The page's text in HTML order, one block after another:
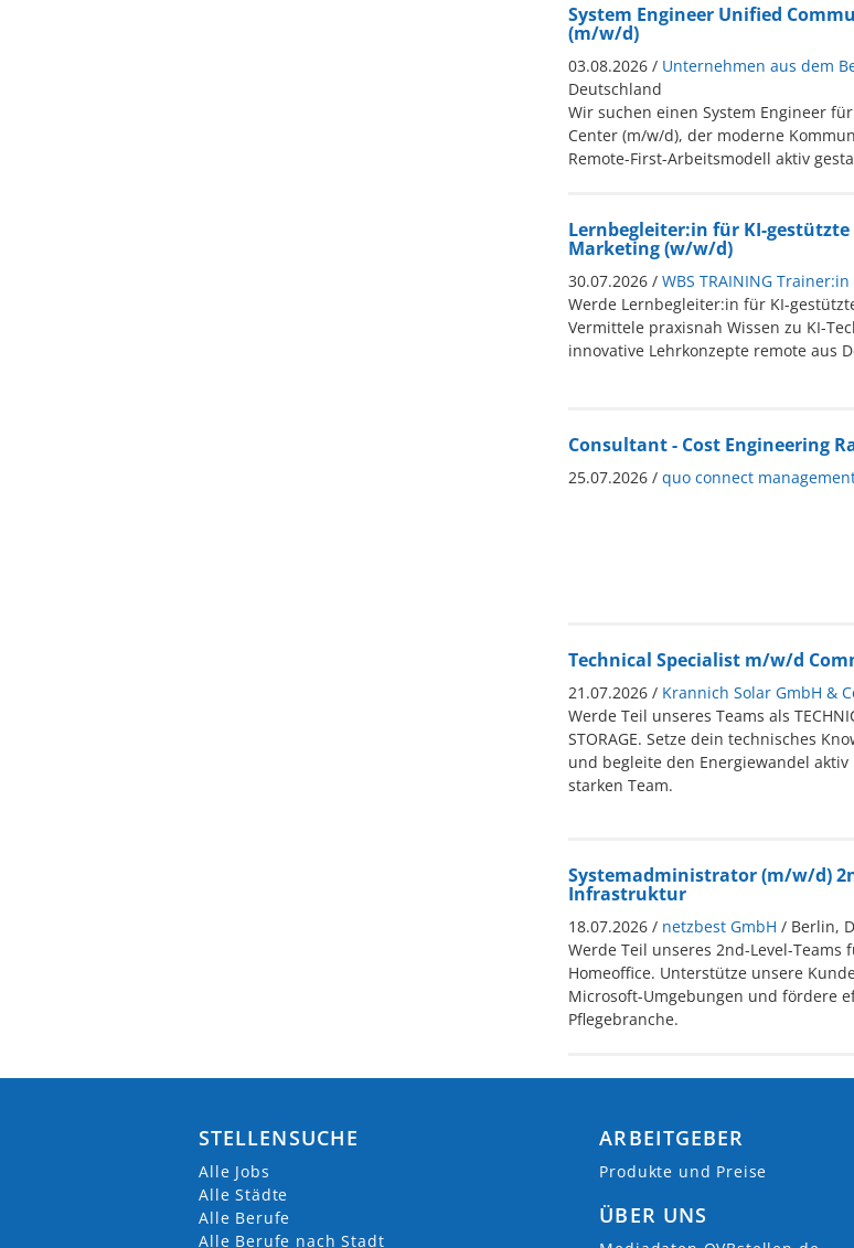
System Engineer Unified
(m/w/d)
03.08.2026 / Unternehmen aus dem
Deutschland
Wir suchen einen System Engineer
Center (m/w/d), der moderne
Remote-First-Arbeitsmodell aktiv
Lernbegleiter:in für KI-
Marketing (w/w/d)
30.07.2026 / WBS TRAINING
Werde Lernbegleiter:in für KI-
Vermittele praxisnah Wissen zu KI-
innovative Lehrkonzepte remote aus
Consultant - Cost Engineering
25.07.2026 / quo connect
Technical Specialist m/w/d
21.07.2026 / Krannich Solar GmbH &
Werde Teil unseres Teams als
STORAGE. Setze dein technisches
und begleite den Energiewandel
starken Team.
Systemadministrator (m/w/d)
Infrastruktur
18.07.2026 / netzbest GmbH / Berlin,
Werde Teil unseres 2nd-Level-
Homeoffice. Unterstütze unsere
Microsoft-Umgebungen und fördere
Pflegebranche.
STELLENSUCHE
Alle Jobs
Alle Städte
Alle Berufe
Alle Berufe nach Stadt
ARBEITGEBER
Produkte und Preise
ÜBER UNS